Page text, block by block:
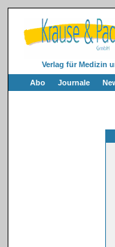
Verlag für Medizin
Abo Journale